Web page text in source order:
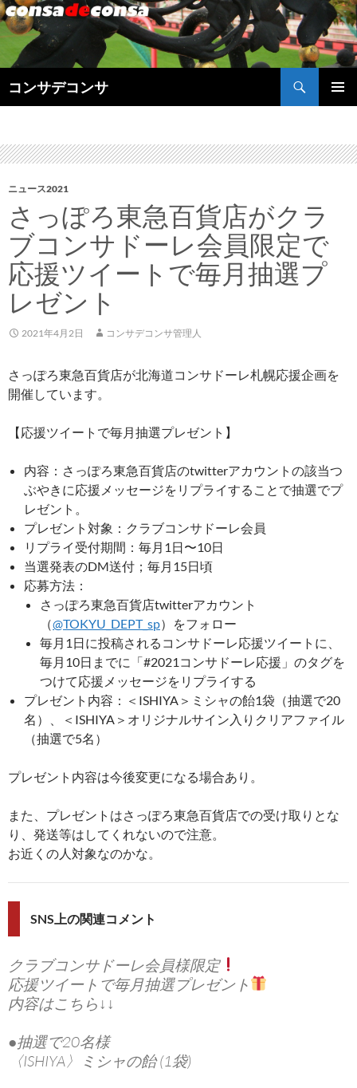
コンサデコンサ
索
ン
ツ
へ
キ
プ
ニュース2021
さっぽろ東急百貨店がクラ
ブコンサドーレ会員限定で
応援ツイートで毎月抽選プ
レゼント
2021年4月2日 コンサデコンサ管理人
さっぽろ東急百貨店が北海道コンサドーレ札幌応援企画を
開催しています。
【応援ツイートで毎月抽選プレゼント】
内容：さっぽろ東急百貨店のtwitterアカウントの該当つ
ぶやきに応援メッセージをリプライすることで抽選でプ
レゼント。
プレゼント対象：クラブコンサドーレ会員
リプライ受付期間：毎月1日〜10日
当選発表のDM送付；毎月15日頃
応募方法：
さっぽろ東急百貨店twitterアカウント
（@TOKYU_DEPT_sp）をフォロー
毎月1日に投稿されるコンサドーレ応援ツイートに、
毎月10日までに「#2021コンサドーレ応援」のタグを
つけて応援メッセージをリプライする
プレゼント内容：＜ISHIYA＞ミシャの飴1袋（抽選で20
名）、＜ISHIYA＞オリジナルサイン入りクリアファイル
（抽選で5名）
プレゼント内容は今後変更になる場合あり。
また、プレゼントはさっぽろ東急百貨店での受け取りとな
り、発送等はしてくれないので注意。
お近くの人対象なのかな。
SNS上の関連コメント
クラブコンサドーレ会員様限定
応援ツイートで毎月抽選プレゼント
内容はこちら↓↓
●抽選で20名様
〈ISHIYA〉ミシャの飴 (1袋)